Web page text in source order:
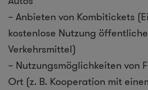
– Anbieten von Kombitickets
kostenlose Nutzung
Verkehrsmittel)
– Nutzungsmöglichkeiten von
Ort (z. B. Kooperation mit